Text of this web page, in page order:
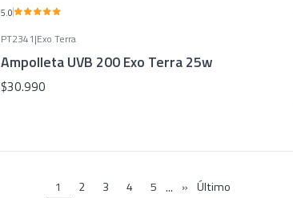
5.0
PT2341|Exo Terra
Ampolleta UVB 200 Exo Terra 25w
$30.990
1 2 3 4 5 ... » Último